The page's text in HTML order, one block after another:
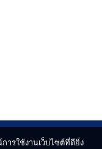
ารใช้งานเว็บไซต์ที่ดียิ่ง